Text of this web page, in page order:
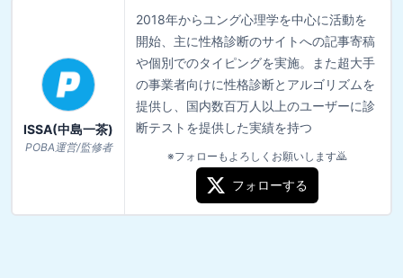
ISSA(中島一茶)
POBA運営/監修者
2018年からユング心理学を中心に活動を
開始、主に性格診断のサイトへの記事寄稿
や個別でのタイピングを実施。また超大手
の事業者向けに性格診断とアルゴリズムを
提供し、国内数百万人以上のユーザーに診
断テストを提供した実績を持つ
※フォローもよろしくお願いします🙇
フォローする